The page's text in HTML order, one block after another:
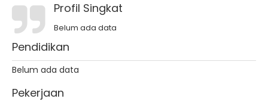
Profil Singkat
Belum ada data
Pendidikan
Belum ada data
Pekerjaan